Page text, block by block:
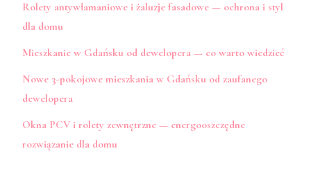
Rolety antywłamaniowe i żaluzje fasadowe — ochrona i styl
dla domu
Mieszkanie w Gdańsku od dewelopera — co warto wiedzieć
Nowe 3-pokojowe mieszkania w Gdańsku od zaufanego
dewelopera
Okna PCV i rolety zewnętrzne — energooszczędne
rozwiązanie dla domu